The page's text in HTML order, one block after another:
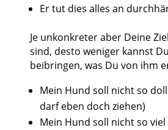
Er tut dies alles an
Je unkonkreter aber Deine
sind, desto weniger kannst
beibringen, was Du von ihm
Mein Hund soll nicht so
darf eben doch ziehen)
Mein Hund soll nicht so